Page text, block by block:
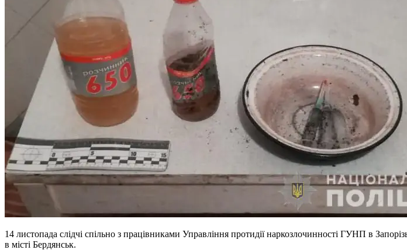
14 листопада слідчі спільно з працівниками Управління протидії наркозлочинності ГУНП в
в місті Бердянськ.